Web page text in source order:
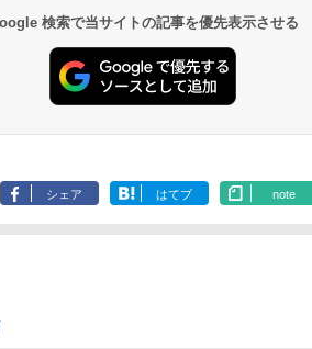
19,541円～
5,758円～
検索で当サイトの記事を優先表示させる
シェア はてブ note